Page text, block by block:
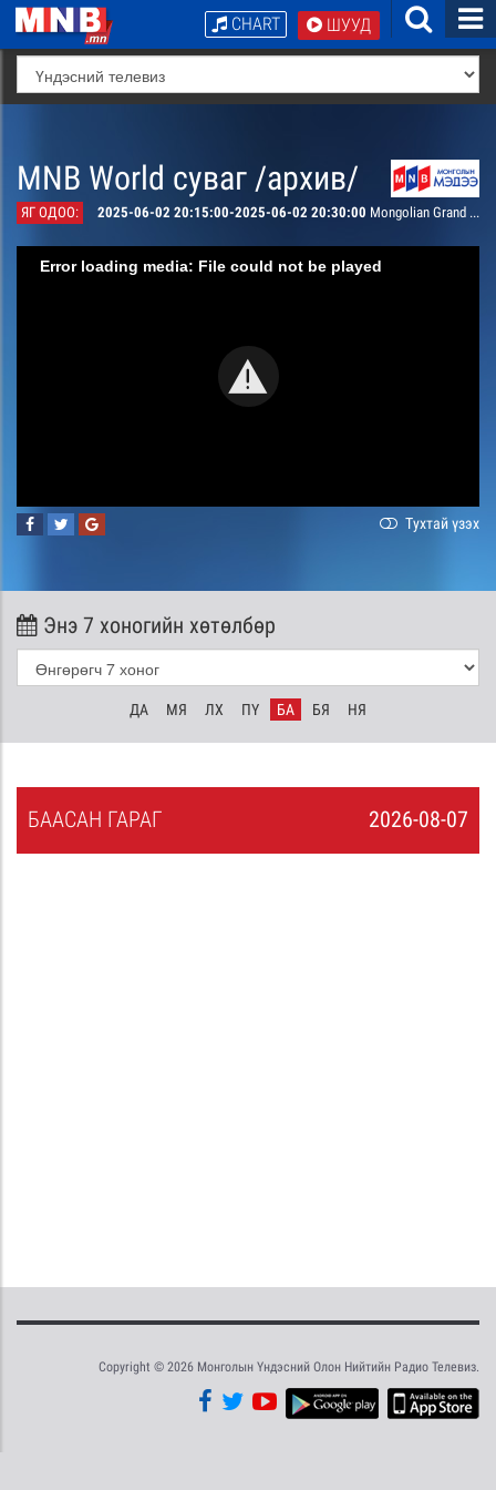
ШУУД
CHART
MNB World суваг /архив/
ЯГ ОДОО: 2025-06-02 20:15:00-2025-06-02 20:30:00 Mongolian Grand Theatre of National Arts presents
Error loading media: File could not be played
Тухтай үзэх
Энэ 7 хоногийн хөтөлбөр
ДА МЯ ЛХ ПҮ БА БЯ НЯ
2026-08-07
БААСАН ГАРАГ
Copyright © 2026 Монголын Үндэсний Олон Нийтийн Радио Телевиз.